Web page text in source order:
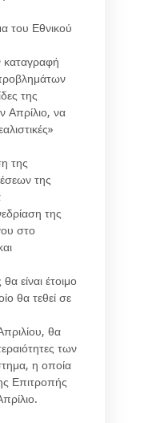
του Εθνικού
καταγραφή
της
Απρίλιο, να
της
της
της
στο
είναι έτοιμο
θα τεθεί σε
θα
των
η οποία
Επιτροπής